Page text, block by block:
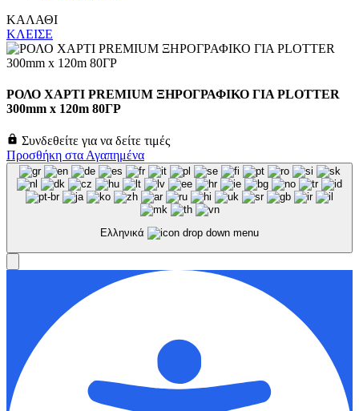
ΚΑΛΑΘΙ
ΚΛΕΙΣΕ
ΡΟΛΟ ΧΑΡΤΙ PREMIUM ΞΗΡΟΓΡΑΦΙΚΟ ΓΙΑ PLOTTER
300mm x 120m 80ΓΡ
Συνδεθείτε για να δείτε τιμές
Προσθήκη στα Αγαπημένα
Ελληνικά